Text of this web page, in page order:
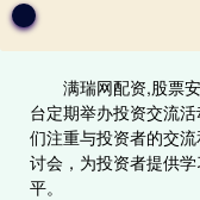
满瑞网配资,股票
台定期举办投资交流
们注重与投资者的交
讨会，为投资者提供
平。